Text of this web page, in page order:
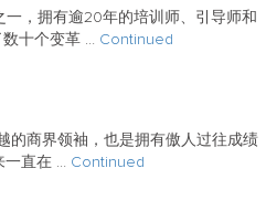
一，拥有逾20年的培训师、引导师和
十个变革 … Continued
的商界领袖，也是拥有傲人过往成绩
一直在 … Continued